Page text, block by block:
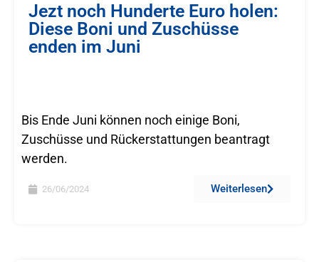
Jezt noch Hunderte Euro holen:
Diese Boni und Zuschüsse
enden im Juni
Bis Ende Juni können noch einige Boni,
Zuschüsse und Rückerstattungen beantragt
werden.
26/06/2024 Weiterlesen